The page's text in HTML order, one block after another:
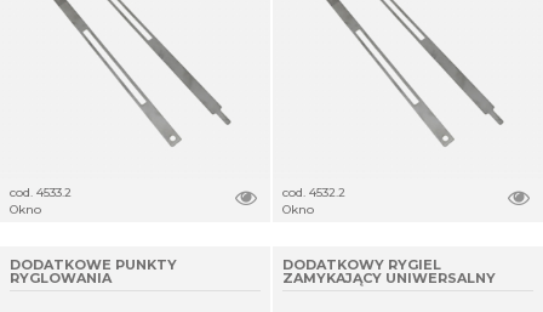
cod. 4533.2
Okno
cod. 4532.2
Okno
DODATKOWE PUNKTY
RYGLOWANIA
DODATKOWY RYGIEL
ZAMYKAJĄCY UNIWERSALNY